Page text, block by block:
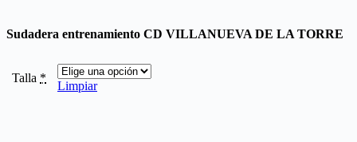
Sudadera entrenamiento CD VILLANUEVA DE LA TORRE
Talla *
Limpiar